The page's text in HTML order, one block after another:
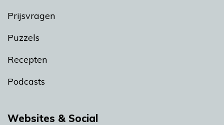
Prijsvragen
Puzzels
Recepten
Podcasts
Websites & Social